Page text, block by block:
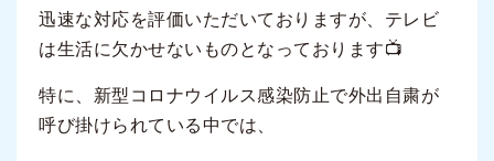
迅速な対応を評価いただいておりますが、テレビ
は生活に欠かせないものとなっております📺
特に、新型コロナウイルス感染防止で外出自粛が
呼び掛けられている中では、